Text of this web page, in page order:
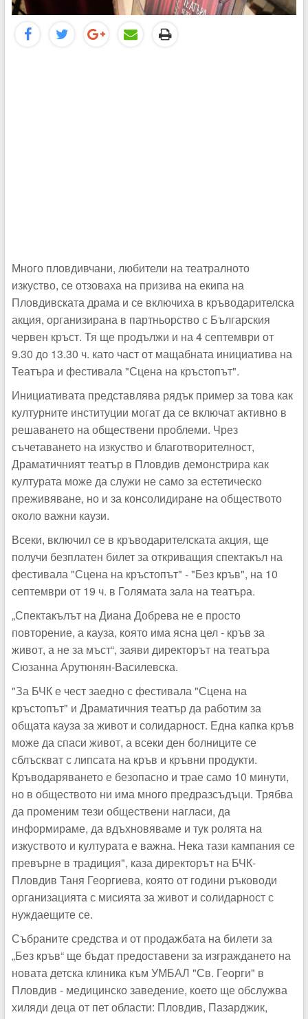
Много пловдивчани, любители на театралното
изкуство, се отзоваха на призива на екипа на
Пловдивската драма и се включиха в кръводарителска
акция, организирана в партньорство с Българския
червен кръст. Тя ще продължи и на 4 септември от
9.30 до 13.30 ч. като част от мащабната инициатива на
Театъра и фестивала "Сцена на кръстопът".
Инициативата представлява рядък пример за това как
културните институции могат да се включат активно в
решаването на обществени проблеми. Чрез
съчетаването на изкуство и благотворителност,
Драматичният театър в Пловдив демонстрира как
културата може да служи не само за естетическо
преживяване, но и за консолидиране на обществото
около важни каузи.
Всеки, включил се в кръводарителската акция, ще
получи безплатен билет за откриващия спектакъл на
фестивала "Сцена на кръстопът" - "Без кръв", на 10
септември от 19 ч. в Голямата зала на театъра.
„Спектакълът на Диана Добрева не е просто
повторение, а кауза, която има ясна цел - кръв за
живот, а не за мъст“, заяви директорът на театъра
Сюзанна Арутюнян-Василевска.
"За БЧК е чест заедно с фестивала "Сцена на
кръстопът" и Драматичния театър да работим за
общата кауза за живот и солидарност. Една капка кръв
може да спаси живот, а всеки ден болниците се
сблъскват с липсата на кръв и кръвни продукти.
Кръводаряването е безопасно и трае само 10 минути,
но в обществото ни има много предразсъдъци. Трябва
да променим тези обществени нагласи, да
информираме, да вдъхновяваме и тук ролята на
изкуството и културата е важна. Нека тази кампания се
превърне в традиция", каза директорът на БЧК-
Пловдив Таня Георгиева, която от години ръководи
организацията с мисията за живот и солидарност с
нуждаещите се.
Събраните средства и от продажбата на билети за
„Без кръв“ ще бъдат предоставени за изграждането на
новата детска клиника към УМБАЛ "Св. Георги" в
Пловдив - медицинско заведение, което ще обслужва
хиляди деца от пет области: Пловдив, Пазарджик,